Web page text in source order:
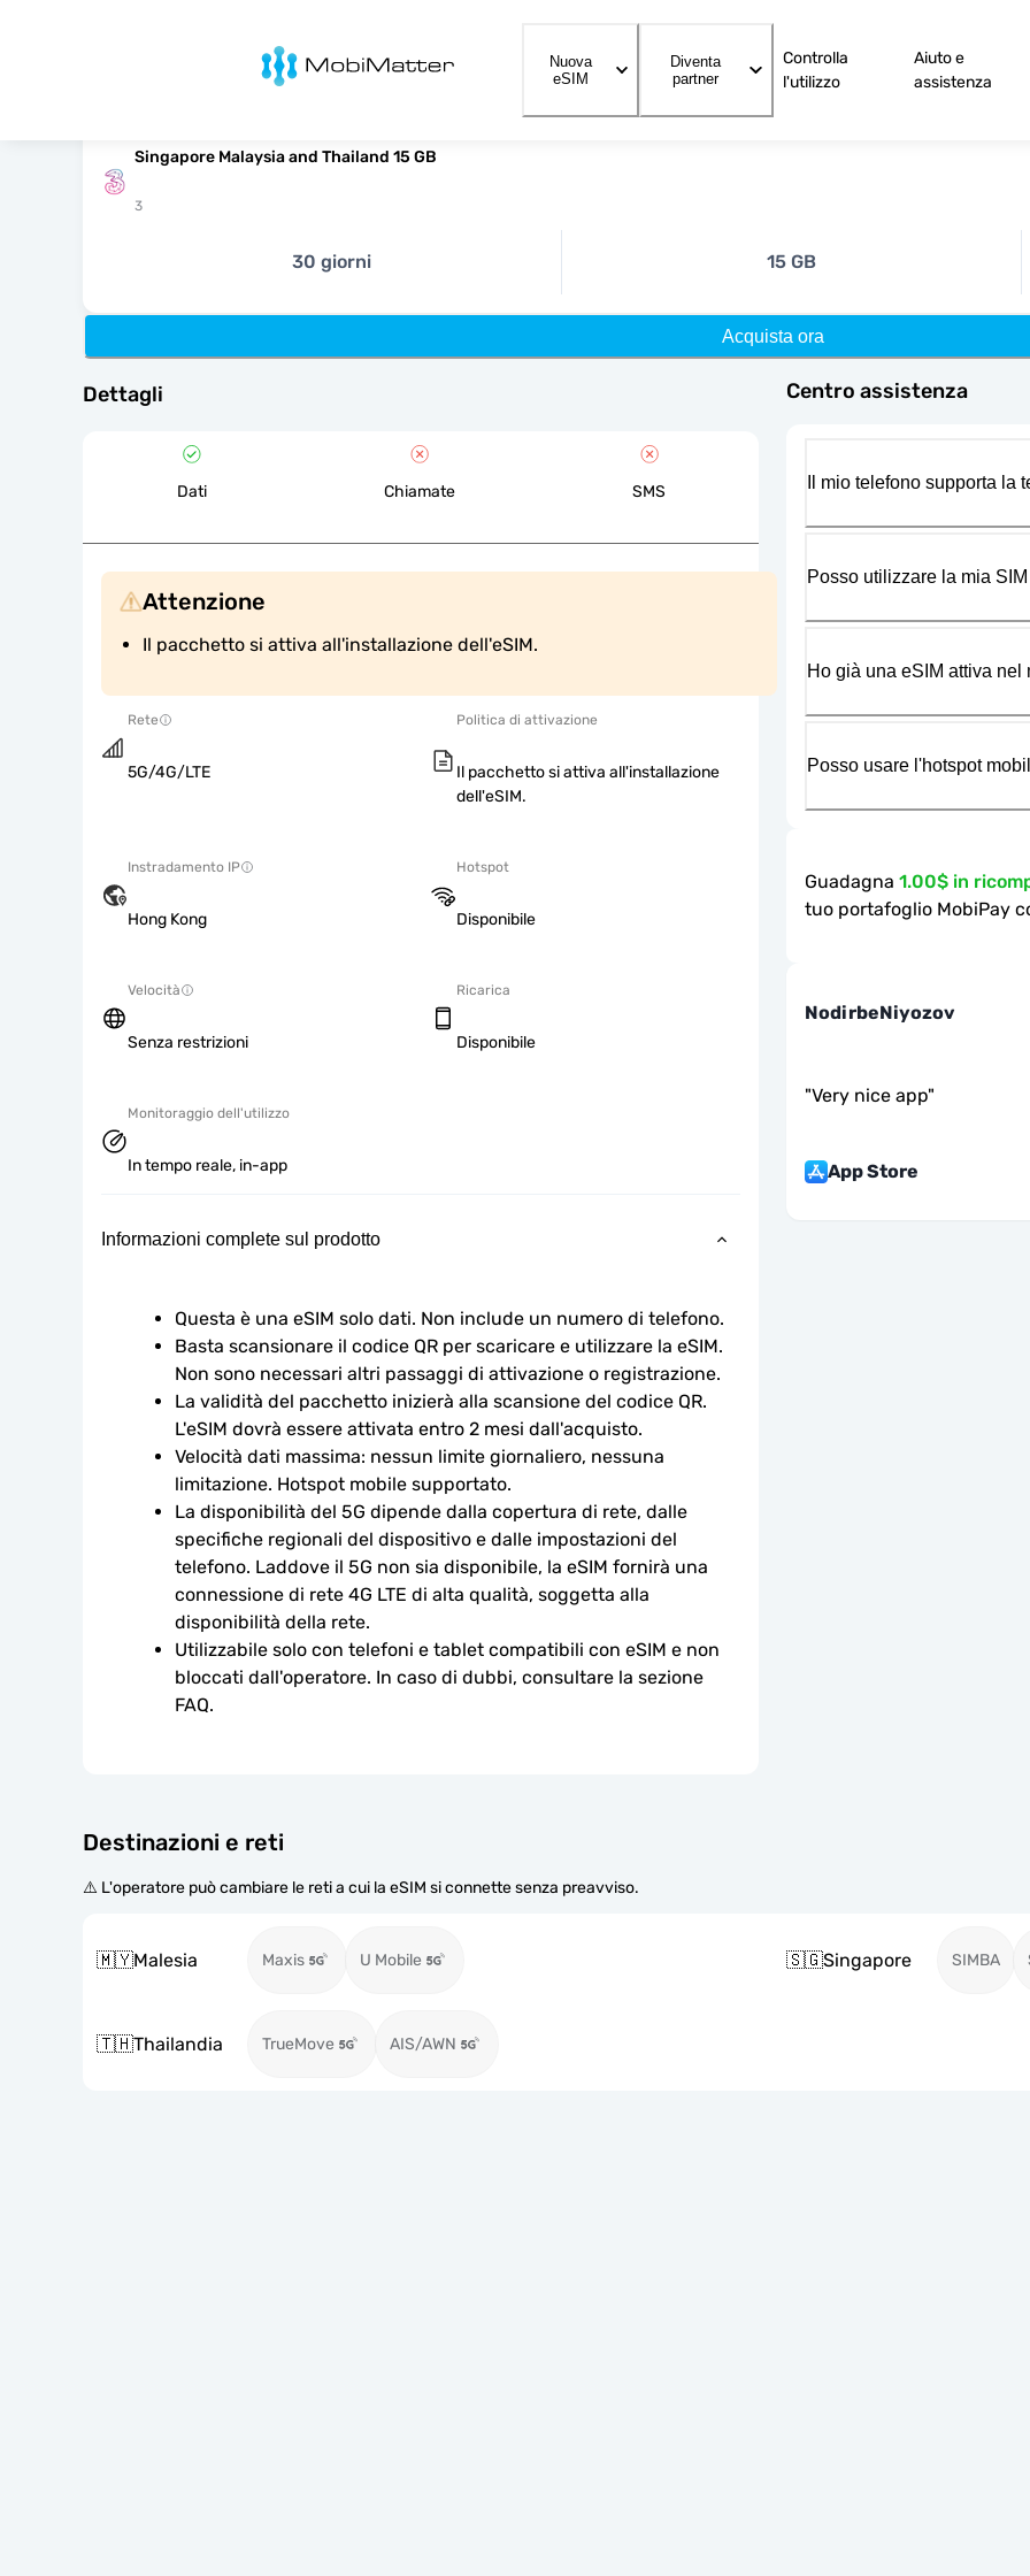
MobiMatter
Nuova
eSIM
Diventa
partner
Controlla
l'utilizzo
Aiuto e
assistenza
Singapore Malaysia and Thailand 15 GB
3
30 giorni 15 GB
Acquista ora
Dettagli
Dati Chiamate SMS
Attenzione
Il pacchetto si attiva all'installazione dell'eSIM.
Rete
5G/4G/LTE
Politica di attivazione
Il pacchetto si attiva all'installazione
dell'eSIM.
Instradamento IP
Hong Kong
Hotspot
Disponibile
Velocità
Senza restrizioni
Ricarica
Disponibile
Monitoraggio dell'utilizzo
In tempo reale, in-app
Informazioni complete sul prodotto
Questa è una eSIM solo dati. Non include un numero di telefono.
Basta scansionare il codice QR per scaricare e utilizzare la eSIM.
Non sono necessari altri passaggi di attivazione o registrazione.
La validità del pacchetto inizierà alla scansione del codice QR.
L'eSIM dovrà essere attivata entro 2 mesi dall'acquisto.
Velocità dati massima: nessun limite giornaliero, nessuna
limitazione. Hotspot mobile supportato.
La disponibilità del 5G dipende dalla copertura di rete, dalle
specifiche regionali del dispositivo e dalle impostazioni del
telefono. Laddove il 5G non sia disponibile, la eSIM fornirà una
connessione di rete 4G LTE di alta qualità, soggetta alla
disponibilità della rete.
Utilizzabile solo con telefoni e tablet compatibili con eSIM e non
bloccati dall'operatore. In caso di dubbi, consultare la sezione
FAQ.
Destinazioni e reti
⚠️ L'operatore può cambiare le reti a cui la eSIM si connette senza preavviso.
🇲🇾Malesia Maxis U Mobile 🇸🇬Singapore SIMBA
🇹🇭Thailandia TrueMove AIS/AWN
Centro assistenza
Il mio telefono supporta la
Posso utilizzare la mia
Ho già una eSIM attiva
Posso usare l'hotspot
Guadagna 1.00$ in
tuo portafoglio MobiPay
NodirbeNiyozov
"Very nice app"
App Store